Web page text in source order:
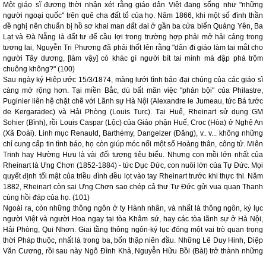
Một giáo sĩ đương thời nhận xét rằng giáo dân Việt đang sống như "những
người ngoại quốc" trên quê cha đất tổ của họ. Năm 1866, khi một số đình thần
đề nghị nên chuẩn bị hồ sơ khai man đất đai ở gần ba cửa biển Quảng Yên, Ba
Lạt và Đà Nẵng là đất tư để cầu lợi trong trường hợp phải mở hải cảng trong
tương lai, Nguyễn Tri Phương đã phải thốt lên rằng "dân đi giáo làm tai mắt cho
người Tây dương, [làm vậy] có khác gì người bít tai mình mà đập phá trộm
chuông không?" (100)
Sau ngày ký Hiệp ước 15/3/1874, màng lưới tình báo đại chúng của các giáo sĩ
càng mở rộng hơn. Tại miền Bắc, dù bất mãn việc "phản bội" của Philastre,
Puginier liên hệ chặt chẽ với Lãnh sự Hà Nội (Alexandre le Jumeau, tức Bá tước
de Kergaradec) và Hải Phòng (Louis Turc). Tại Huế, Rheinart sử dụng GM
Sohier (Bình), rồi Louis Caspar (Lộc) của Giáo phận Huế, Croc (Hòa) ở Nghệ An
(Xã Đoài). Linh mục Renauld, Barthémy, Dangelzer (Đăng), v.. v... không những
chỉ cung cấp tin tình báo, họ còn giúp móc nối một số Hoàng thân, công tử. Miên
Trinh hay Hường Hưu là vài đối tượng tiêu biểu. Nhưng con mồi lớn nhất của
Rheinart là Ưng Chơn (1852-1884) - tức Dục Đức, con nuôi lớn của Tự Đức. Mọi
quyết định tối mật của triều đình đều lọt vào tay Rheinart trước khi thực thi. Năm
1882, Rheinart còn sai Ưng Chơn sao chép cả thư Tự Đức gửi vua quan Thanh
cùng hồi đáp của họ. (101)
Ngoài ra, còn những thông ngôn ở ty Hành nhân, và nhất là thông ngôn, ký lục
người Việt và người Hoa ngay tại tòa Khâm sứ, hay các tòa lãnh sự ở Hà Nội,
Hải Phòng, Qui Nhơn. Giai tầng thông ngôn-ký lục đóng một vai trò quan trọng
thời Pháp thuộc, nhất là trong ba, bốn thập niên đầu. Những Lê Duy Hinh, Diệp
Văn Cương, rồi sau này Ngô Đình Khả, Nguyễn Hữu Bồi (Bài) trở thành những